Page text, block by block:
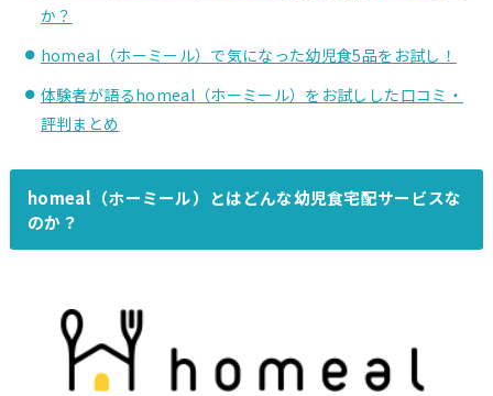
か？
homeal（ホーミール）で気になった幼児食5品をお試し！
体験者が語るhomeal（ホーミール）をお試しした口コミ・
評判まとめ
homeal（ホーミール）とはどんな幼児食宅配サービスな
のか？